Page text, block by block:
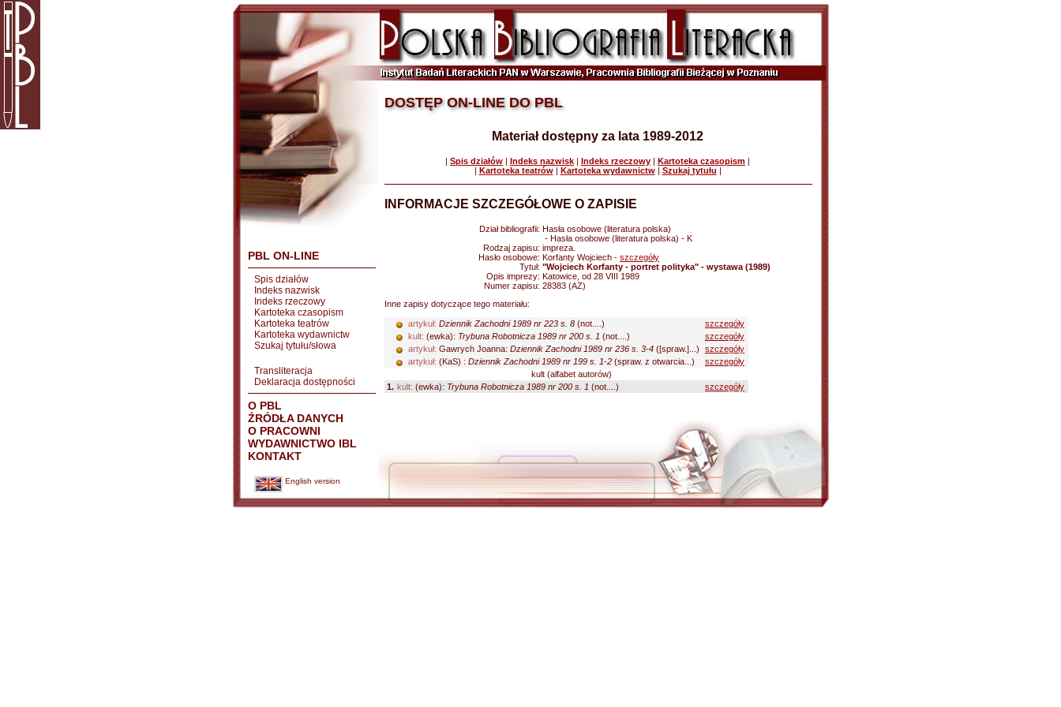
PBL ON-LINE
Spis działów
Indeks nazwisk
Indeks rzeczowy
Kartoteka czasopism
Kartoteka teatrów
Kartoteka wydawnictw
Szukaj tytułu/słowa
Transliteracja
Deklaracja dostępności
O PBL
ŹRÓDŁA DANYCH
O PRACOWNI
WYDAWNICTWO IBL
KONTAKT
English version
DOSTĘP ON-LINE DO PBL
Materiał dostępny za lata 1989-2012
| Spis działów | Indeks nazwisk | Indeks rzeczowy | Kartoteka czasopism |
| Kartoteka teatrów| Kartoteka wydawnictw| Szukaj tytułu |
INFORMACJE SZCZEGÓŁOWE O ZAPISIE
Dział bibliografii: Hasła osobowe (literatura polska)
- Hasła osobowe (literatura polska) - K
Rodzaj zapisu: impreza.
Hasło osobowe: Korfanty Wojciech - szczegóły
Tytuł: "Wojciech Korfanty - portret polityka" - wystawa (1989)
Opis imprezy: Katowice, od 28 VIII 1989
Numer zapisu: 28383 (AZ)
Inne zapisy dotyczące tego materiału:
artykuł: Dziennik Zachodni 1989 nr 223 s. 8 (not....)
szczegóły
kult: (ewka): Trybuna Robotnicza 1989 nr 200 s. 1 (not....)
szczegóły
artykuł: Gawrych Joanna: Dziennik Zachodni 1989 nr 236 s. 3-4 ([spraw.]...)
szczegóły
artykuł: (KaS) : Dziennik Zachodni 1989 nr 199 s. 1-2 (spraw. z otwarcia...)
szczegóły
kult (alfabet autorów)
1. kult: (ewka): Trybuna Robotnicza 1989 nr 200 s. 1 (not....) szczegóły